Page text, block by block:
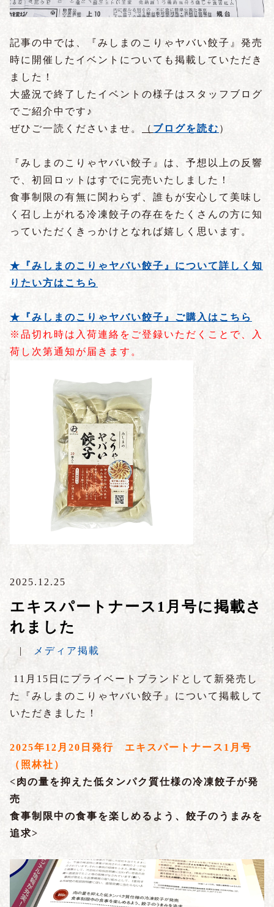
記事の中では、『みしまのこりゃヤバい餃子』発売
時に開催したイベントについても掲載していただき
ました！
大盛況で終了したイベントの様子はスタッフブログ
でご紹介中です♪
ぜひご一読くださいませ。
（ ブログを読む ）
『みしまのこりゃヤバい餃子』は、予想以上の反響
で、初回ロットはすでに完売いたしました！
食事制限の有無に関わらず、誰もが安心して美味し
く召し上がれる冷凍餃子の存在をたくさんの方に知
っていただくきっかけとなれば嬉しく思います。
★『みしまのこりゃヤバい餃子』について詳しく知
りたい方はこちら
★『みしまのこりゃヤバい餃子』ご購入はこちら
※品切れ時は入荷連絡をご登録いただくことで、入
荷し次第通知が届きます。
2025.12.25
エキスパートナース1月号に掲載さ
れました
| メディア掲載
11月15日にプライベートブランドとして新発売し
た『みしまのこりゃヤバい餃子』について掲載して
いただきました！
2025年12月20日発行 エキスパートナース1月号
（照林社）
<肉の量を抑えた低タンパク質仕様の冷凍餃子が発
売
食事制限中の食事を楽しめるよう、餃子のうまみを
追求>